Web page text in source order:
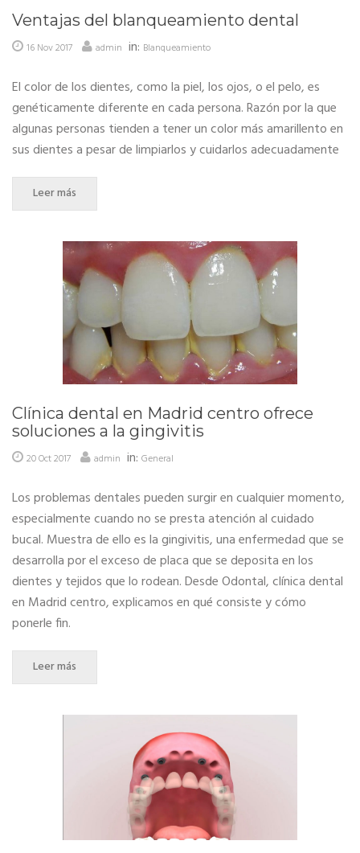
Ventajas del blanqueamiento dental
16 Nov 2017 admin in: Blanqueamiento
El color de los dientes, como la piel, los ojos, o el pelo, es
genéticamente diferente en cada persona. Razón por la que
algunas personas tienden a tener un color más amarillento en
sus dientes a pesar de limpiarlos y cuidarlos adecuadamente
Leer más
Clínica dental en Madrid centro ofrece
soluciones a la gingivitis
20 Oct 2017 admin in: General
Los problemas dentales pueden surgir en cualquier momento,
especialmente cuando no se presta atención al cuidado
bucal. Muestra de ello es la gingivitis, una enfermedad que se
desarrolla por el exceso de placa que se deposita en los
dientes y tejidos que lo rodean. Desde Odontal, clínica dental
en Madrid centro, explicamos en qué consiste y cómo
ponerle fin.
Leer más